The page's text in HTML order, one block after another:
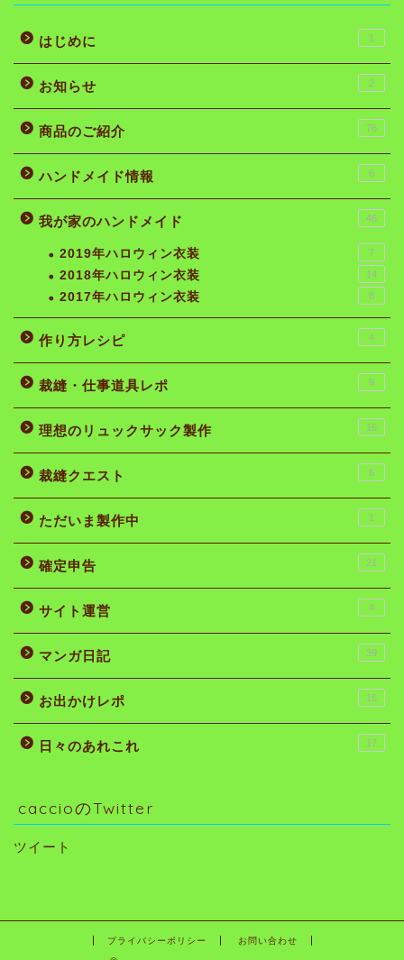
はじめに 1
お知らせ 2
商品のご紹介 76
ハンドメイド情報 6
我が家のハンドメイド 46
2019年ハロウィン衣装 7
2018年ハロウィン衣装 14
2017年ハロウィン衣装 8
作り方レシピ 4
裁縫・仕事道具レポ 9
理想のリュックサック製作 16
裁縫クエスト 6
ただいま製作中 1
確定申告 21
サイト運営 4
マンガ日記 39
お出かけレポ 15
日々のあれこれ 17
caccioのTwitter
ツイート
プライバシーポリシー お問い合わせ